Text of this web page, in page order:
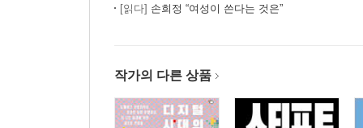
[읽다] 손희정 “여성이 쓴다는 것은”
작가의 다른 상품